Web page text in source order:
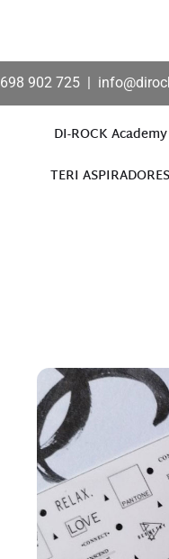
698 902 725 |
DI-ROCK Academy
TERI ASPIRADORES